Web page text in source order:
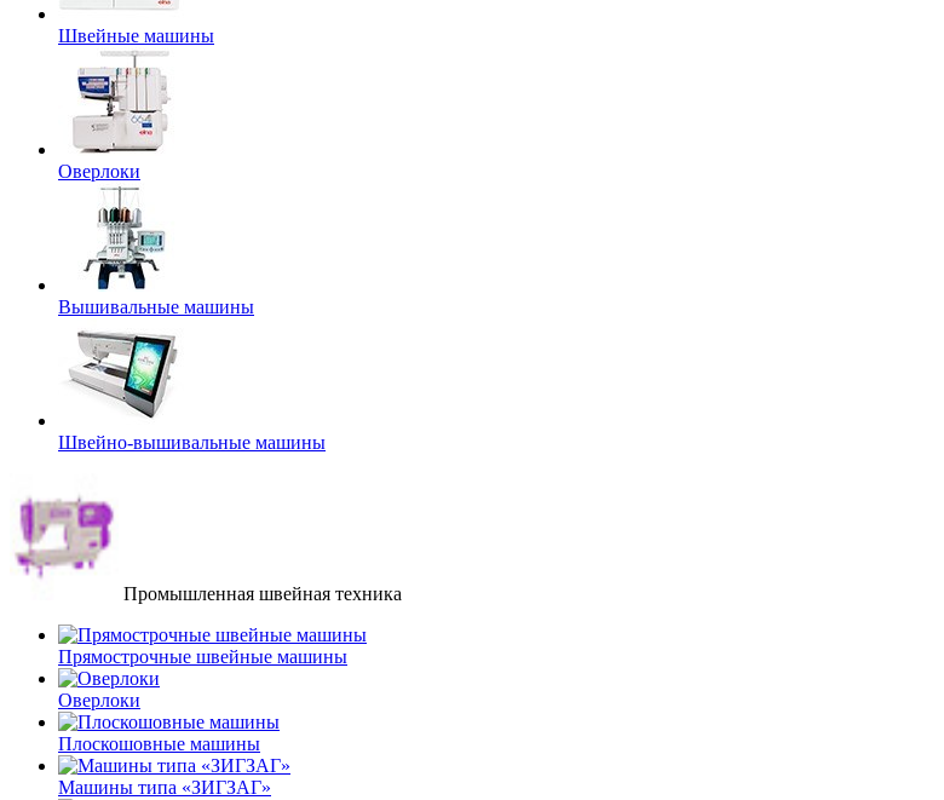
Швейные машины
Оверлоки
Вышивальные машины
Швейно-вышивальные машины
Промышленная швейная техника
Прямострочные швейные машины
Оверлоки
Плоскошовные машины
Машины типа «ЗИГЗАГ»